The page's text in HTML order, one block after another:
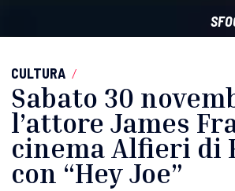
CULTURA /
Sabato 30
l’attore James
cinema Alfieri di
con “Hey Joe”